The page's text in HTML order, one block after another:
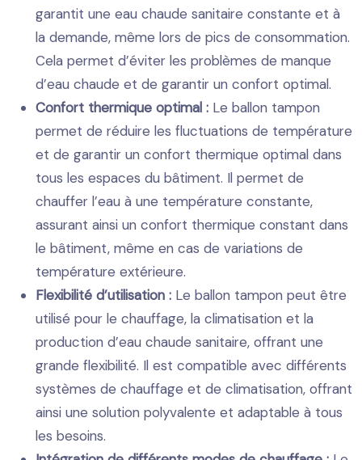
garantit une eau chaude sanitaire constante et à
la demande, même lors de pics de consommation.
Cela permet d’éviter les problèmes de manque
d’eau chaude et de garantir un confort optimal.
Confort thermique optimal : Le ballon tampon
permet de réduire les fluctuations de température
et de garantir un confort thermique optimal dans
tous les espaces du bâtiment. Il permet de
chauffer l’eau à une température constante,
assurant ainsi un confort thermique constant dans
le bâtiment, même en cas de variations de
température extérieure.
Flexibilité d’utilisation : Le ballon tampon peut être
utilisé pour le chauffage, la climatisation et la
production d’eau chaude sanitaire, offrant une
grande flexibilité. Il est compatible avec différents
systèmes de chauffage et de climatisation, offrant
ainsi une solution polyvalente et adaptable à tous
les besoins.